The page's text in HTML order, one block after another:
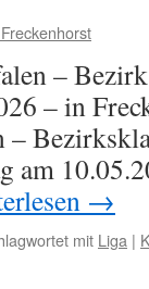
–
– in
–
am
→
mit Liga |